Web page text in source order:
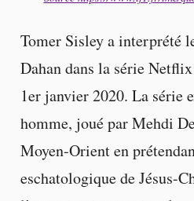
Tomer Sisley a interprété
Dahan dans la série Netflix
1er janvier 2020. La série
homme, joué par Mehdi
Moyen-Orient en
eschatologique de Jésus-